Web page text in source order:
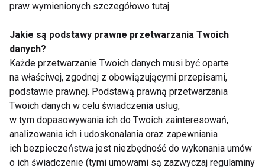
Isabelle Turell Gladys Portugues
Pokaż więcej
praw wymienionych szczegółowo tutaj.
Jakie są podstawy prawne przetwarzania Twoich
danych?
Każde przetwarzanie Twoich danych musi być oparte
na właściwej, zgodnej z obowiązującymi przepisami,
podstawie prawnej. Podstawą prawną przetwarzania
Twoich danych w celu świadczenia usług,
w tym dopasowywania ich do Twoich zainteresowań,
analizowania ich i udoskonalania oraz zapewniania
ich bezpieczeństwa jest niezbędność do wykonania umów
o ich świadczenie (tymi umowami są zazwyczaj regulaminy